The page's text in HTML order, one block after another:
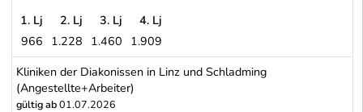
Sozialwirtschaft Österreich (SWÖ) - Sozial- und
1. Lj 2. Lj 3. Lj
4. Lj
966 1.228 1.460 1.909
Kliniken der Diakonissen in Linz und Schladming
(Angestellte+Arbeiter)
gültig ab01.07.2026